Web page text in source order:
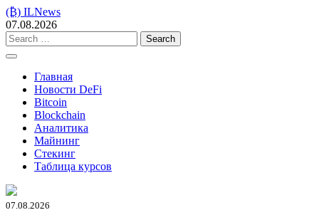
Skip
to
content
(₿) ILNews
07.08.2026
Search
for:
Главная
Новости DeFi
Bitcoin
Blockchain
Аналитика
Майнинг
Стекинг
Таблица курсов
07.08.2026